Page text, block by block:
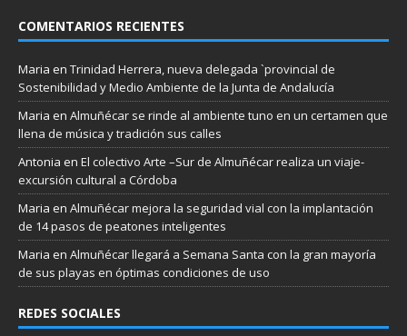
COMENTARIOS RECIENTES
Maria en Trinidad Herrera, nueva delegada `provincial de
Sostenibilidad y Medio Ambiente de la Junta de Andalucía
Maria en Almuñécar se rinde al ambiente tuno en un certamen que
llena de música y tradición sus calles
Antonia en El colectivo Arte –Sur de Almuñécar realiza un viaje-
excursión cultural a Córdoba
Maria en Almuñécar mejora la seguridad vial con la implantación
de 14 pasos de peatones inteligentes
Maria en Almuñécar llegará a Semana Santa con la gran mayoría
de sus playas en óptimas condiciones de uso
REDES SOCIALES